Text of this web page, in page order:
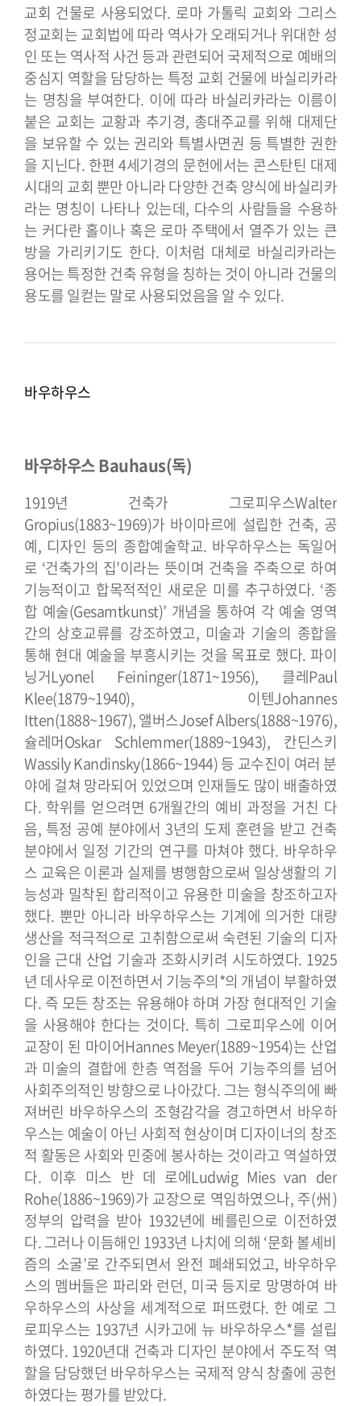
교회 건물로 사용되었다. 로마 가톨릭 교회와 그리스
정교회는 교회법에 따라 역사가 오래되거나 위대한 성
인 또는 역사적 사건 등과 관련되어 국제적으로 예배의
중심지 역할을 담당하는 특정 교회 건물에 바실리카라
는 명칭을 부여한다. 이에 따라 바실리카라는 이름이
붙은 교회는 교황과 추기경, 총대주교를 위해 대제단
을 보유할 수 있는 권리와 특별사면권 등 특별한 권한
을 지닌다. 한편 4세기경의 문헌에서는 콘스탄틴 대제
시대의 교회 뿐만 아니라 다양한 건축 양식에 바실리카
라는 명칭이 나타나 있는데, 다수의 사람들을 수용하
는 커다란 홀이나 혹은 로마 주택에서 열주가 있는 큰
방을 가리키기도 한다. 이처럼 대체로 바실리카라는
용어는 특정한 건축 유형을 칭하는 것이 아니라 건물의
용도를 일컫는 말로 사용되었음을 알 수 있다.
바우하우스
바우하우스 Bauhaus(독)
1919년 건축가 그로피우스Walter
Gropius(1883~1969)가 바이마르에 설립한 건축, 공
예, 디자인 등의 종합예술학교. 바우하우스는 독일어
로 ‘건축가의 집’이라는 뜻이며 건축을 주축으로 하여
기능적이고 합목적적인 새로운 미를 추구하였다. ‘종
합 예술(Gesamtkunst)’ 개념을 통하여 각 예술 영역
간의 상호교류를 강조하였고, 미술과 기술의 종합을
통해 현대 예술을 부흥시키는 것을 목표로 했다. 파이
닝거Lyonel Feininger(1871~1956), 클레Paul
Klee(1879~1940), 이텐Johannes
Itten(1888~1967), 앨버스Josef Albers(1888~1976),
슐레머Oskar Schlemmer(1889~1943), 칸딘스키
Wassily Kandinsky(1866~1944) 등 교수진이 여러 분
야에 걸쳐 망라되어 있었으며 인재들도 많이 배출하였
다. 학위를 얻으려면 6개월간의 예비 과정을 거친 다
음, 특정 공예 분야에서 3년의 도제 훈련을 받고 건축
분야에서 일정 기간의 연구를 마쳐야 했다. 바우하우
스 교육은 이론과 실제를 병행함으로써 일상생활의 기
능성과 밀착된 합리적이고 유용한 미술을 창조하고자
했다. 뿐만 아니라 바우하우스는 기계에 의거한 대량
생산을 적극적으로 고취함으로써 숙련된 기술의 디자
인을 근대 산업 기술과 조화시키려 시도하였다. 1925
년 데사우로 이전하면서 기능주의*의 개념이 부활하였
다. 즉 모든 창조는 유용해야 하며 가장 현대적인 기술
을 사용해야 한다는 것이다. 특히 그로피우스에 이어
교장이 된 마이어Hannes Meyer(1889~1954)는 산업
과 미술의 결합에 한층 역점을 두어 기능주의를 넘어
사회주의적인 방향으로 나아갔다. 그는 형식주의에 빠
져버린 바우하우스의 조형감각을 경고하면서 바우하
우스는 예술이 아닌 사회적 현상이며 디자이너의 창조
적 활동은 사회와 민중에 봉사하는 것이라고 역설하였
다. 이후 미스 반 데 로에Ludwig Mies van der
Rohe(1886~1969)가 교장으로 역임하였으나, 주(州)
정부의 압력을 받아 1932년에 베를린으로 이전하였
다. 그러나 이듬해인 1933년 나치에 의해 ‘문화 볼셰비
즘의 소굴’로 간주되면서 완전 폐쇄되었고, 바우하우
스의 멤버들은 파리와 런던, 미국 등지로 망명하여 바
우하우스의 사상을 세계적으로 퍼뜨렸다. 한 예로 그
로피우스는 1937년 시카고에 뉴 바우하우스*를 설립
하였다. 1920년대 건축과 디자인 분야에서 주도적 역
할을 담당했던 바우하우스는 국제적 양식 창출에 공헌
하였다는 평가를 받았다.